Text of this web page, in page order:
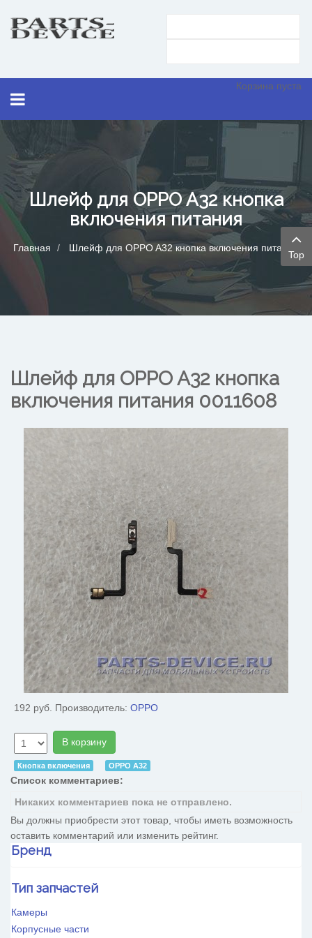
Корзина пуста
Шлейф для OPPO A32 кнопка
включения питания
Главная Шлейф для OPPO A32 кнопка включения питания
Шлейф для OPPO A32 кнопка
включения питания 0011608
192 руб. Производитель: OPPO
В корзину
Кнопка включения OPPO A32
Список комментариев:
Никаких комментариев пока не отправлено.
Вы должны приобрести этот товар, чтобы иметь возможность
оставить комментарий или изменить рейтинг.
Бренд
Huawei
OnePlus
OPPO
Тип запчастей
Камеры
Корпусные части
Top